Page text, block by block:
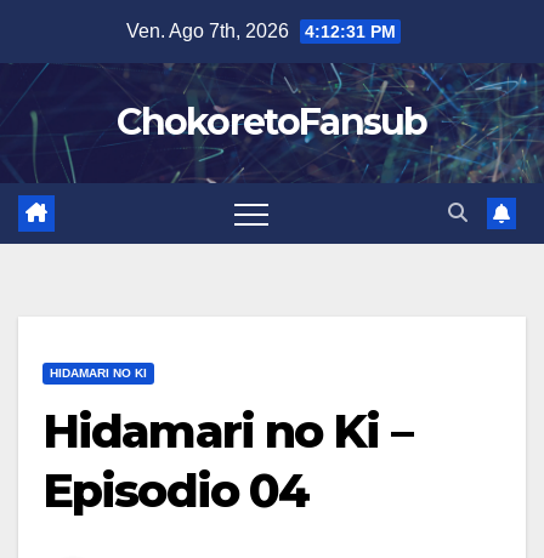
contenuto
Ven. Ago 7th, 2026 4:12:32 PM
ChokoretoFansub
HIDAMARI NO KI
Hidamari no Ki –
Episodio 04